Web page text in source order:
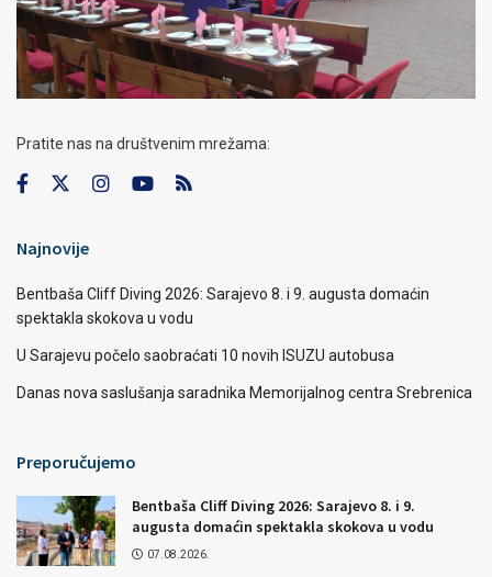
Pratite nas na društvenim mrežama:
Najnovije
Bentbaša Cliff Diving 2026: Sarajevo 8. i 9. augusta domaćin
spektakla skokova u vodu
U Sarajevu počelo saobraćati 10 novih ISUZU autobusa
Danas nova saslušanja saradnika Memorijalnog centra Srebrenica
Preporučujemo
Bentbaša Cliff Diving 2026: Sarajevo 8. i 9.
augusta domaćin spektakla skokova u vodu
07.08.2026.